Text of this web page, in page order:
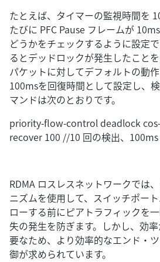
たとえば、タイマーの監視時間を
たびに PFC Pause フレームが
どうかをチェックするように設定
るとデッドロックが発生したこと
パケットに対してデフォルトの動
100msを回復時間として設定し、
マンドは次のとおりです。
priority-flow-control deadlock
recover 100 //10 回の検出、
RDMA ロスレスネットワークでは
ニズムを使用して、スイッチポー
ローする前にピアトラフィックを
失の発生を防ぎます。しかし、効
要なため、より効率的なエンド・
御が求められています。